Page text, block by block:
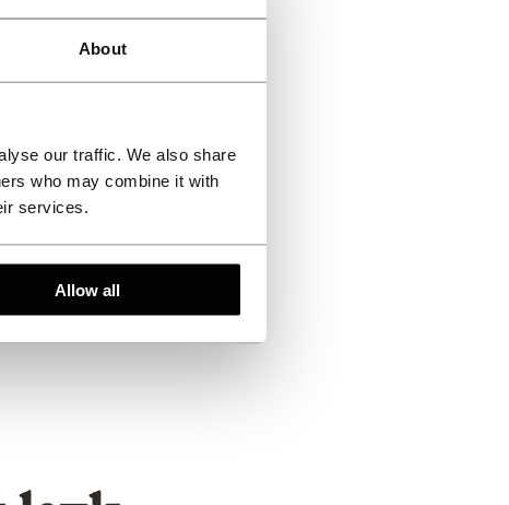
About
our traffic. We also share
who may combine it with
services.
Allow all